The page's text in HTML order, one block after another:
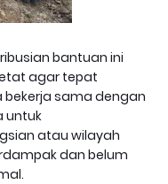
bantuan ini
agar tepat
bekerja sama dengan
untuk
atau wilayah
dan belum